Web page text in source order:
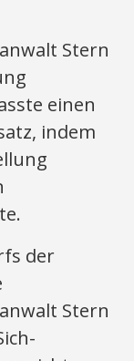
Stern
einen
indem
der
Stern